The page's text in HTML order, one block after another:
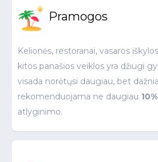
Pramogos
Kelionės, restoranai, vasaros
kitos panašios veiklos yra džiugi
visada norėtųsi daugiau, bet
rekomenduojama ne daugiau 10%
atlyginimo.